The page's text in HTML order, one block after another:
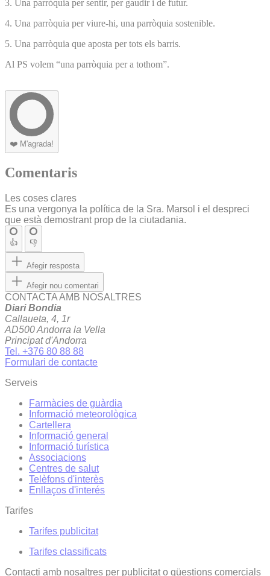
3. Una parròquia per sentir, per gaudir i de futur.
4. Una parròquia per viure-hi, una parròquia sostenible.
5. Una parròquia que aposta per tots els barris.
Al PS volem “una parròquia per a tothom”.
❤️ M'agrada!
Comentaris
Les coses clares
Es una vergonya la política de la Sra. Marsol i el despreci
que està demostrant prop de la ciutadania.
👍 👎
Afegir resposta
Afegir nou comentari
CONTACTA AMB NOSALTRES
Diari Bondia
Callaueta, 4, 1r
AD500 Andorra la Vella
Principat d'Andorra
Tel. +376 80 88 88
Formulari de contacte
Serveis
Farmàcies de guàrdia
Informació meteorològica
Cartellera
Informació general
Informació turística
Associacions
Centres de salut
Telèfons d'interès
Enllaços d'interés
Tarifes
Tarifes publicitat
Tarifes classificats
Contacti amb nosaltres per publicitat o qüestions comercials